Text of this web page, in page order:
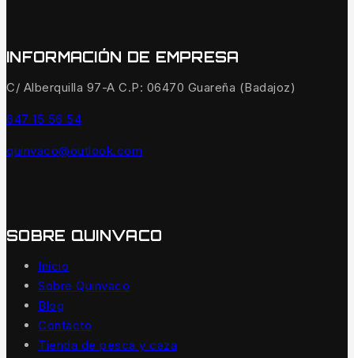
INFORMACIÓN DE EMPRESA
C/ Alberquilla 97-A C.P: 06470 Guareña (Badajoz)
647 15 56 54
quinvaco@outlook.com
SOBRE QUINVACO
Inicio
Sobre Quinvaco
Blog
Contacto
Tienda de pesca y caza